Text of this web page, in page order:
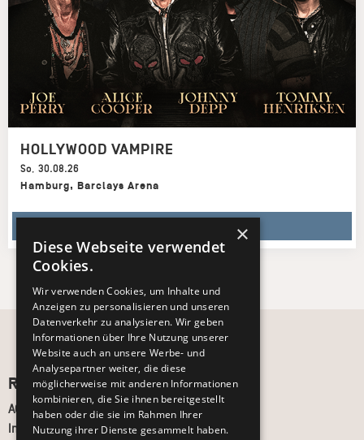
HOLLYWOOD VAMPIRE
So 30.08.26
Hamburg, Barclays Arena
Recht und Ordnung
AGB
Impressum
×
Diese Webseite verwendet
Cookies.
Wir verwenden Cookies, um Inhalte und
Anzeigen zu personalisieren und unseren
Datenverkehr zu analysieren. Wir geben
Informationen über Ihre Nutzung unserer
Website auch an unsere Werbe- und
Analysepartner weiter, die diese
möglicherweise mit anderen Informationen
kombinieren, die Sie ihnen bereitgestellt
haben oder die sie im Rahmen Ihrer
Nutzung ihrer Dienste gesammelt haben.